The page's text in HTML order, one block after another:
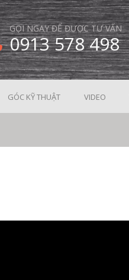
GỌI NGAY ĐỂ ĐƯỢC TƯ VẤN
0913 578 498
GÓC KỸ THUẬT VIDEO